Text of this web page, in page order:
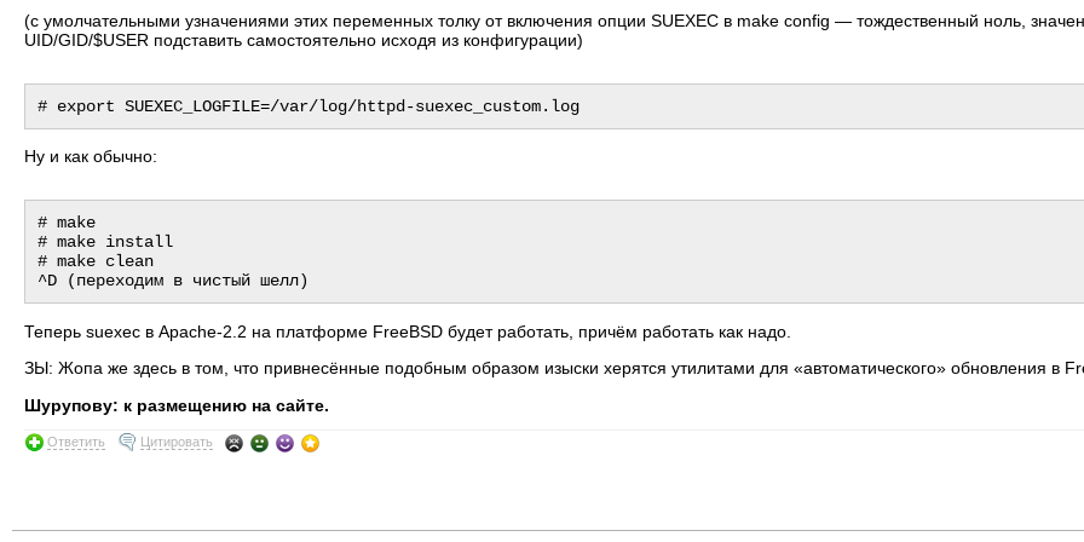
(с умолчательными узначениями этих переменных толку от включения опции SUEXEC в make config — тождественный ноль,
UID/GID/$USER подставить самостоятельно исходя из конфигурации)
Ну и как обычно:
# make
# make install
# make clean
Теперь suexec в Apache-2.2 на платформе FreeBSD будет работать, причём работать как надо.
ЗЫ: Жопа же здесь в том, что привнесённые подобным образом изыски херятся утилитами для «автоматического» обновления в
Шурупову: к размещению на сайте.
Ответить Цитировать